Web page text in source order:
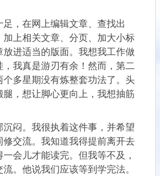
，在网上编辑文章、查找出
上相关文章、分页、加大小标
进适当的版面。我想我工作做
我真是游刃有余！然而，第二
多星期没有炼整套功法了。头
，想让脚心更向上，我想抽筋
闷。我很执着这件事，并希望
交流。我知道我得提前离开去
会儿才能读完。但我等不及，
。他说我们应该等到学完法。